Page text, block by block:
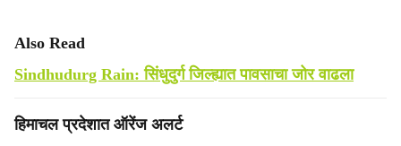
Also Read
Sindhudurg Rain: सिंधुदुर्ग जिल्ह्यात पावसाचा जोर वाढला
हिमाचल प्रदेशात ऑरेंज अलर्ट